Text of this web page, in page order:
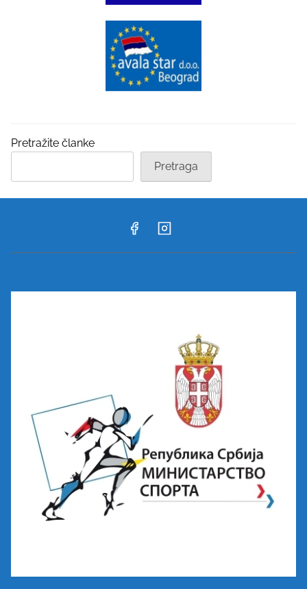
Pretražite članke
Pretraga